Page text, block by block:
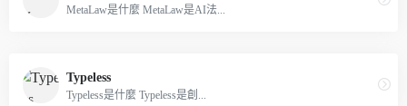
MetaLaw是什麼 MetaLaw是AI法...
Typeless
Typeless是什麼 Typeless是創...